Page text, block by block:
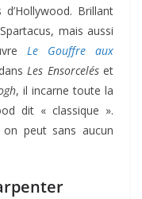
Brillant
mais aussi
Le Gouffre aux
Les Ensorceléset
, il incarne toute la
dit « classique ».
on peut sans aucun